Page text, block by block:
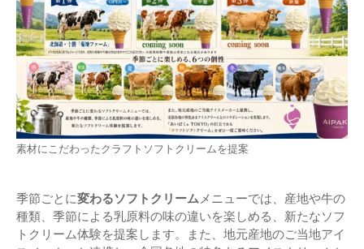
素材にこだわったクラフトソフトクリームを提案
季節ごとに変わるソフトクリーム メニューでは、産地や牛の
種類、季節による乳原料の味の違いを楽しめる、新たなソフ
トクリーム体験を提案します。また、地元産地のご当地アイ